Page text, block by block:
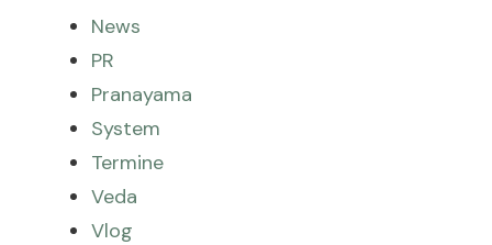
News
PR
Pranayama
System
Termine
Veda
Vlog